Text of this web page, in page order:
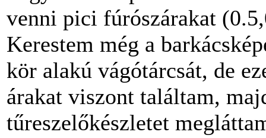
venni pici fúrószárakat
Kerestem még a
kör alakú vágótárcsát, de
árakat viszont találtam,
tűreszelőkészletet